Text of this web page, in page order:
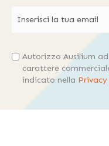
Autorizzo Ausilium
carattere
indicato nella